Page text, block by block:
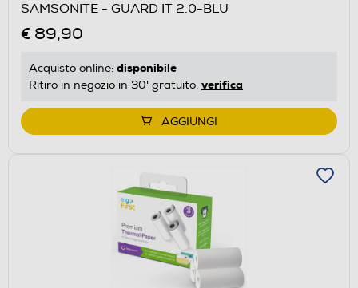
SAMSONITE - GUARD IT 2.0-BLU
€ 89,90
Acquisto online: disponibile
Ritiro in negozio in 30' gratuito: verifica
AGGIUNGI